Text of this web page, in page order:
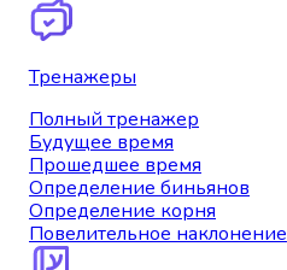
Тренажеры
Полный тренажер
Будущее время
Прошедшее время
Определение биньянов
Определение корня
Повелительное наклонение